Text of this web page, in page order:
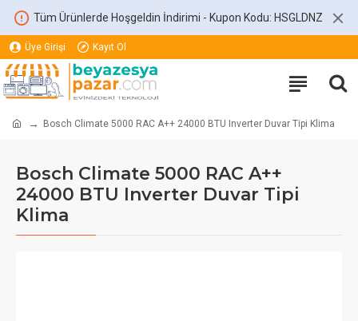
Tüm Ürünlerde Hoşgeldin İndirimi - Kupon Kodu: HSGLDNZ
Üye Girişi Kayıt Ol
Bosch Climate 5000 RAC A++ 24000 BTU Inverter Duvar Tipi Klima
Bosch Climate 5000 RAC A++
24000 BTU Inverter Duvar Tipi
Klima